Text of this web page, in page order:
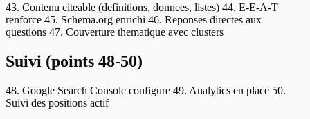
43. Contenu citeable (definitions, donnees, listes) 44. E-E-A-T
renforce 45. Schema.org enrichi 46. Reponses directes aux
questions 47. Couverture thematique avec clusters
Suivi (points 48-50)
48. Google Search Console configure 49. Analytics en place 50.
Suivi des positions actif